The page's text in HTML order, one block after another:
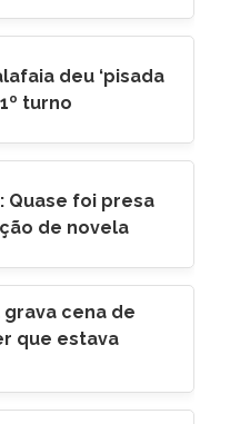
deu ‘pisada
turno
Quase foi presa
de novela
grava cena de
que estava